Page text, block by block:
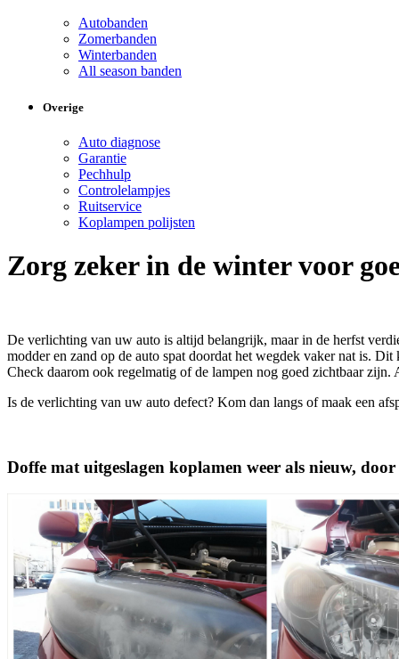
Autobanden
Zomerbanden
Winterbanden
All season banden
Overige
Auto diagnose
Garantie
Pechhulp
Controlelampjes
Ruitservice
Koplampen polijsten
Zorg zeker in de winter voor
De verlichting van uw auto is altijd belangrijk, maar in de herfst
modder en zand op de auto spat doordat het wegdek vaker nat is.
Check daarom ook regelmatig of de lampen nog goed zichtbaar
Is de verlichting van uw auto defect? Kom dan langs of maak een
Doffe mat uitgeslagen koplamen weer als nieuw,